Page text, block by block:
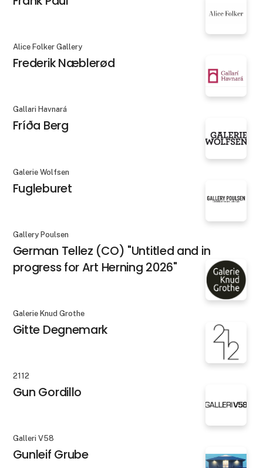
Alice Folker Gallery
Frederik Næblerød
Gallari Havnará
Fríða Berg
Galerie Wolfsen
Fugleburet
Gallery Poulsen
German Tellez (CO) "Untitled and in
progress for Art Herning 2026"
Galerie Knud Grothe
Gitte Degnemark
2112
Gun Gordillo
Galleri V58
Gunleif Grube